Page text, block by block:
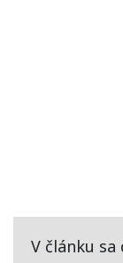
V článku